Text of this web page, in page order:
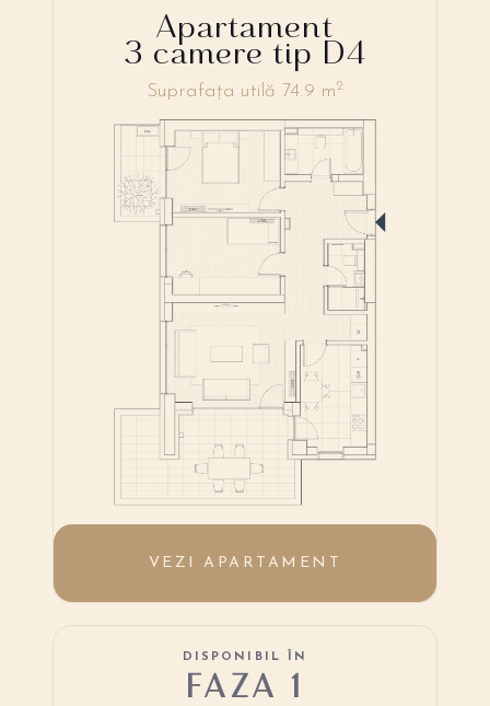
Apartament
3 camere tip D4
Suprafața utilă 74.9 m2
VEZI APARTAMENT
DISPONIBIL ÎN
FAZA 1